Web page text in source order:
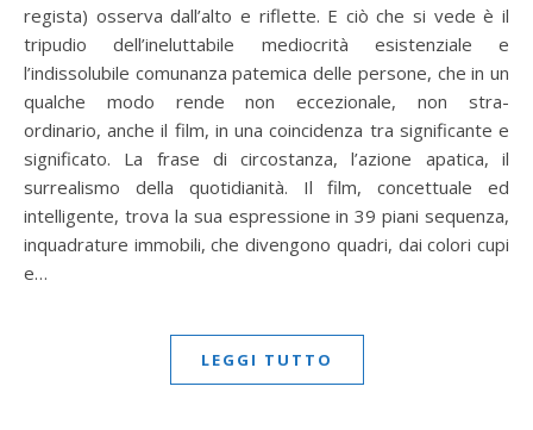
regista) osserva dall’alto e riflette. E ciò che si vede è il
tripudio dell’ineluttabile mediocrità esistenziale e
l’indissolubile comunanza patemica delle persone, che in un
qualche modo rende non eccezionale, non stra-
ordinario, anche il film, in una coincidenza tra significante e
significato. La frase di circostanza, l’azione apatica, il
surrealismo della quotidianità. Il film, concettuale ed
intelligente, trova la sua espressione in 39 piani sequenza,
inquadrature immobili, che divengono quadri, dai colori cupi
e…
LEGGI TUTTO